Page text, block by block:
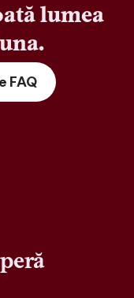
lumea
FAQ